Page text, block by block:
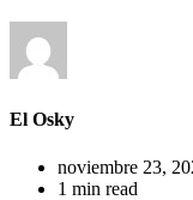
El Osky
noviembre 23,
1 min read